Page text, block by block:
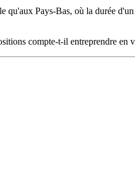
Pays-Bas, où la durée
compte-t-il entreprendre en